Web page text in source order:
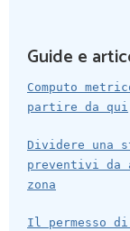
Guide e
Computo
partire da qui
Dividere una
preventivi
zona
Il permesso